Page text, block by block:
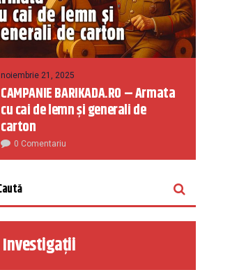
noiembrie 21, 2025
CAMPANIE BARIKADA.RO – Armata
cu cai de lemn și generali de
carton
0 Comentariu
Investigații